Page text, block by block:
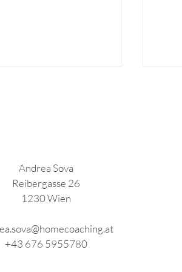
mit Herbstfarben
Andrea Sova
Reibergasse 26
1230Wien
+43 676 5955780